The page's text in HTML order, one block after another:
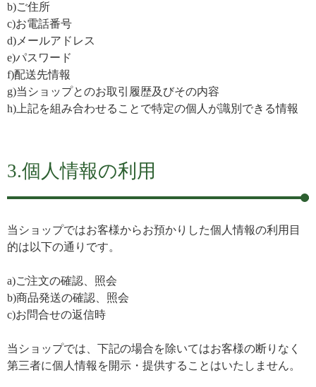
b)ご住所
c)お電話番号
d)メールアドレス
e)パスワード
f)配送先情報
g)当ショップとのお取引履歴及びその内容
h)上記を組み合わせることで特定の個人が識別できる情報
3.個人情報の利用
当ショップではお客様からお預かりした個人情報の利用目
的は以下の通りです。
a)ご注文の確認、照会
b)商品発送の確認、照会
c)お問合せの返信時
当ショップでは、下記の場合を除いてはお客様の断りなく
第三者に個人情報を開示・提供することはいたしません。